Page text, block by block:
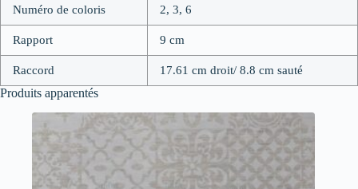
Numéro de coloris 2, 3, 6
Rapport 9 cm
Raccord 17.61 cm droit/ 8.8 cm sauté
Produits apparentés